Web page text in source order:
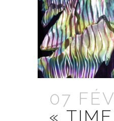
07 FÉV
« TIME